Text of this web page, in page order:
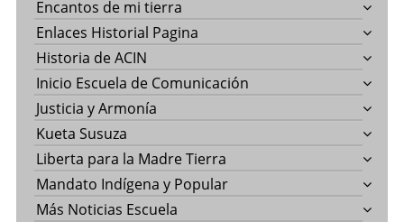
Encantos de mi tierra
Enlaces Historial Pagina
Historia de ACIN
Inicio Escuela de Comunicación
Justicia y Armonía
Kueta Susuza
Liberta para la Madre Tierra
Mandato Indígena y Popular
Más Noticias Escuela